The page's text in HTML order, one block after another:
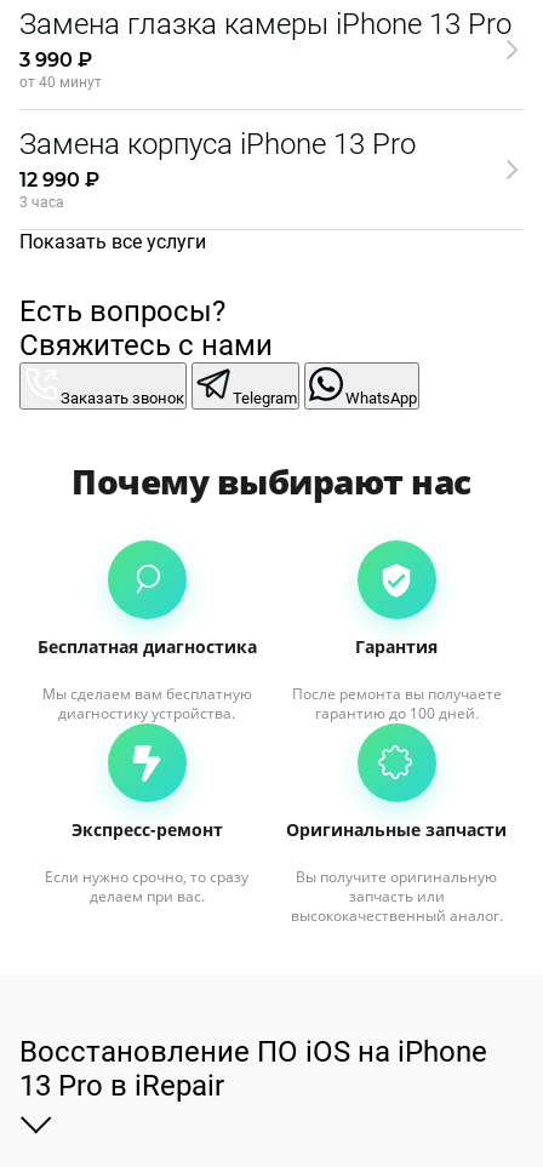
Замена глазка камеры iPhone 13 Pro
3 990 ₽
от 40 минут
Замена корпуса iPhone 13 Pro
12 990 ₽
3 часа
Показать все услуги
Есть вопросы?
Свяжитесь с нами
Заказать звонок Telegram WhatsApp
Почему выбирают нас
Бесплатная диагностика
Мы сделаем вам бесплатную
диагностику устройства.
Гарантия
После ремонта вы получаете
гарантию до 100 дней.
Экспресс-ремонт
Если нужно срочно, то сразу
делаем при вас.
Оригинальные запчасти
Вы получите оригинальную
запчасть или
высококачественный аналог.
Восстановление ПО iOS на iPhone
13 Pro в iRepair